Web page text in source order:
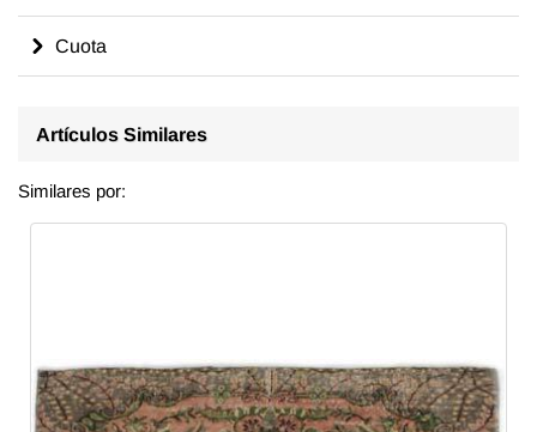
Cuota
Artículos Similares
Similares por: